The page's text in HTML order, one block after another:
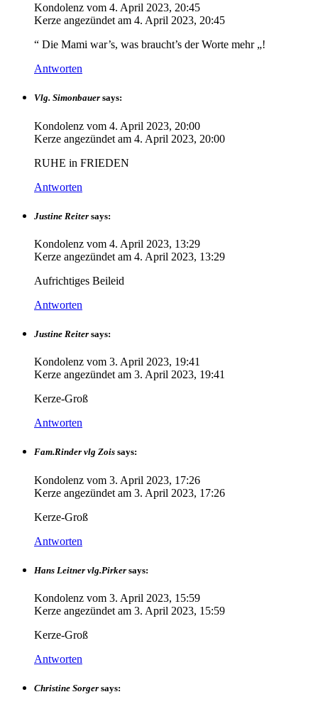
Kondolenz vom 4. April 2023, 20:45
Kerze angezündet am 4. April 2023, 20:45
“ Die Mami war’s, was braucht’s der Worte mehr „!
Antworten
Vlg. Simonbauer says:
Kondolenz vom 4. April 2023, 20:00
Kerze angezündet am 4. April 2023, 20:00
RUHE in FRIEDEN
Antworten
Justine Reiter says:
Kondolenz vom 4. April 2023, 13:29
Kerze angezündet am 4. April 2023, 13:29
Aufrichtiges Beileid
Antworten
Justine Reiter says:
Kondolenz vom 3. April 2023, 19:41
Kerze angezündet am 3. April 2023, 19:41
Kerze-Groß
Antworten
Fam.Rinder vlg Zois says:
Kondolenz vom 3. April 2023, 17:26
Kerze angezündet am 3. April 2023, 17:26
Kerze-Groß
Antworten
Hans Leitner vlg.Pirker says:
Kondolenz vom 3. April 2023, 15:59
Kerze angezündet am 3. April 2023, 15:59
Kerze-Groß
Antworten
Christine Sorger says: